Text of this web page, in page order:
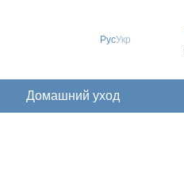
РусУкр
Домашний уход